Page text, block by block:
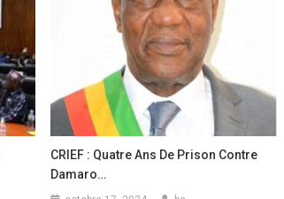
CRIEF : Quatre Ans De Prison Contre
Damaro…